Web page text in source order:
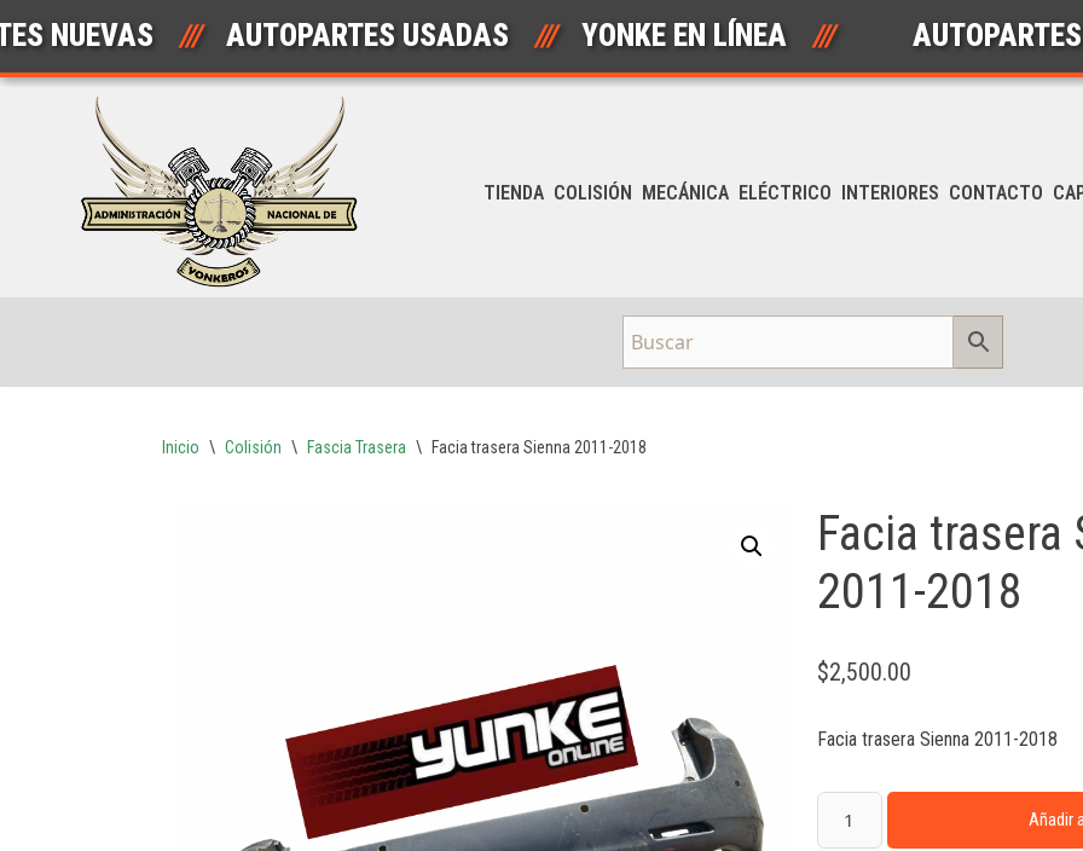
Saltar
/// AUTOPARTES USADAS /// YONKE EN LÍNEA /// AUTOPARTES
TIENDA COLISIÓN MECÁNICA ELÉCTRICO INTERIORES CONTACTO
Inicio \ Colisión \ Fascia Trasera \ Facia trasera Sienna 2011-2018
Facia trasera
2011-2018
$2,500.00
Facia trasera Sienna 2011-2018
Añadir